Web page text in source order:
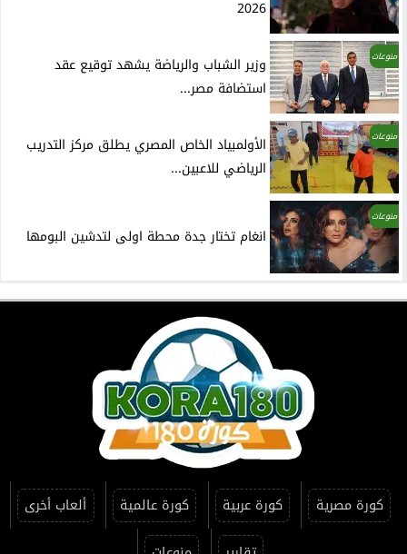
2026
منوعات
وزير الشباب والرياضة يشهد توقيع عقد
استضافة مصر...
منوعات
الأولمبياد الخاص المصري يطلق مركز التدريب
الرياضي للاعبين...
منوعات
انغام تختار جدة محطة اولى لتدشين البومها
كورة مصرية كورة عربية كورة عالمية
ألعاب أخرى